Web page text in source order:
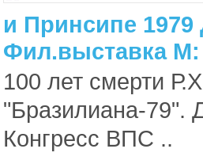
и Принсипе
Фил.выставка М:
100 лет смерти
"Бразилиана-79".
Конгресс ВПС ..